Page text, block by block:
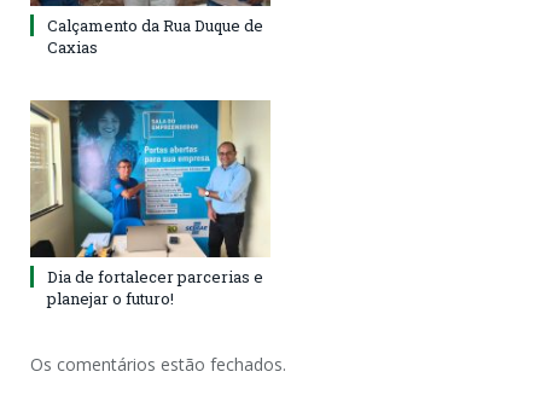
Calçamento da Rua Duque de
Caxias
Dia de fortalecer parcerias e
planejar o futuro!
Os comentários estão fechados.